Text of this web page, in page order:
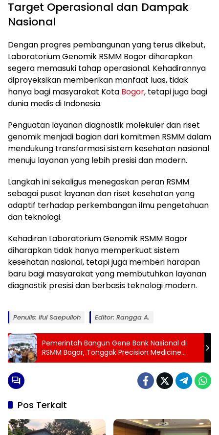
Target Operasional dan Dampak
Nasional
Dengan progres pembangunan yang terus dikebut,
Laboratorium Genomik RSMM Bogor diharapkan
segera memasuki tahap operasional. Kehadirannya
diproyeksikan memberikan manfaat luas, tidak
hanya bagi masyarakat Kota Bogor, tetapi juga bagi
dunia medis di Indonesia.
Penguatan layanan diagnostik molekuler dan riset
genomik menjadi bagian dari komitmen RSMM dalam
mendukung transformasi sistem kesehatan nasional
menuju layanan yang lebih presisi dan modern.
Langkah ini sekaligus menegaskan peran RSMM
sebagai pusat layanan dan riset kesehatan yang
adaptif terhadap perkembangan ilmu pengetahuan
dan teknologi.
Kehadiran Laboratorium Genomik RSMM Bogor
diharapkan tidak hanya memperkuat sistem
kesehatan nasional, tetapi juga memberi harapan
baru bagi masyarakat yang membutuhkan layanan
diagnostik presisi dan berbasis teknologi modern.
Penulis: Iful Saepulloh Editor: Rangga A.
Pemerintah Bangun Gene Bank Nasional di
RSMM Bogor, Tonggak Precision Medicine
Indonesia
Pos Terkait